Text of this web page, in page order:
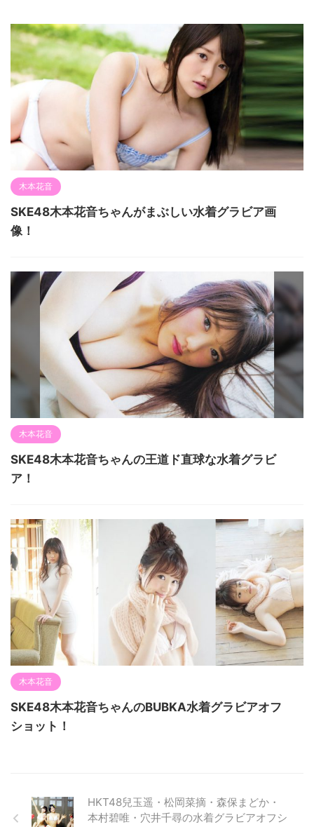
木本花音
SKE48木本花音ちゃんがまぶしい水着グラビア画
像！
木本花音
SKE48木本花音ちゃんの王道ド直球な水着グラビ
ア！
木本花音
SKE48木本花音ちゃんのBUBKA水着グラビアオフ
ショット！
HKT48兒玉遥・松岡菜摘・森保まどか・
本村碧唯・穴井千尋の水着グラビアオフシ